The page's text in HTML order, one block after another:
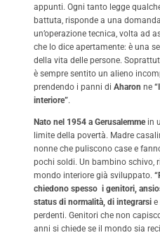
appunti. Ogni tanto legge
battuta, risponde a una
un’operazione tecnica, volta ad
che lo dice apertamente: è una
della vita delle persone.
è sempre sentito un alieno
prendendo i panni di Aharon ne
interiore”.
Nato nel 1954 a Gerusalemmein
limite della povertà. Madre
nonne che puliscono case e
pochi soldi. Un bambino schivo,
mondo interiore già sviluppato.
chiedono spesso i genitori,
status di normalità, di integrarsi e
perdenti. Genitori che non
anni si chiede se il mondo sia